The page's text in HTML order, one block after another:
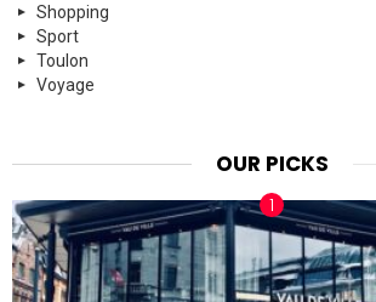
Shopping
Sport
Toulon
Voyage
OUR PICKS